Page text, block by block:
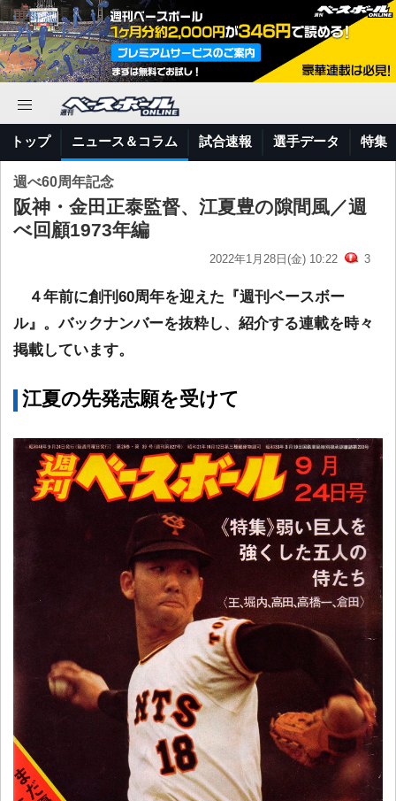
トップ ニュース＆コラム 試合速報 選手データ 特集
週べ60周年記念
阪神・金田正泰監督、江夏豊の隙間風／週
べ回顧1973年編
2022年1月28日(金) 10:22 3
４年前に創刊60周年を迎えた『週刊ベースボー
ル』。バックナンバーを抜粋し、紹介する連載を時々
掲載しています。
江夏の先発志願を受けて